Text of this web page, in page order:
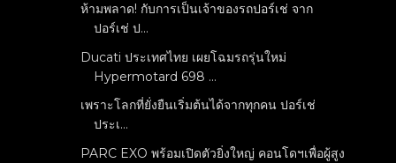
ห้ามพลาด! กับการเป็นเจ้าของรถปอร์เช่ จาก
ปอร์เช่ ป...
Ducati ประเทศไทย เผยโฉมรถรุ่นใหม่
Hypermotard 698 ...
เพราะโลกที่ยั่งยืนเริ่มต้นได้จากทุกคน ปอร์เช่
ประเ...
PARC EXO พร้อมเปิดตัวยิ่งใหญ่ คอนโดฯเพื่อผู้สูง